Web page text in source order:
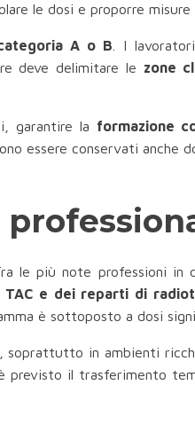
le dosi e proporre
A o B . I
deve delimitare le zone
garantire la formazione
essere conservati anche
le più note professioni
TAC e dei reparti di
è sottoposto a dosi
soprattutto in ambienti
il trasferimento